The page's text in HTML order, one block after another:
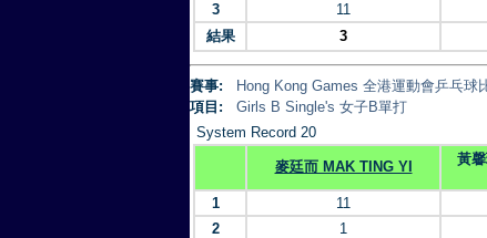
3
11
結果
3
賽事:
Hong Kong Games 全港運動會乒乓球
項目:
Girls B Single's 女子B單打
System Record 20
麥廷而 MAK TING YI
黃
1
11
2
1